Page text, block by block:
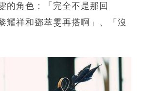
的角色：「完全不是那回
耀祥和鄧萃雯再搭啊」、「沒